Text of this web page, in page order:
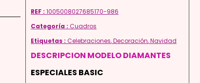
REF : 1005008027685170-986
Categoría : Cuadros
Etiquetas : Celebraciones,Decoración,Navidad
DESCRIPCION MODELO DIAMANTES
ESPECIALES BASIC